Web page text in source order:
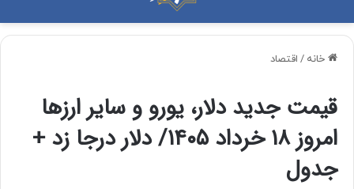
خانه / اقتصاد
قیمت جدید دلار، یورو و سایر ارزها
امروز ۱۸ خرداد ۱۴۰۵/ دلار درجا زد +
جدول